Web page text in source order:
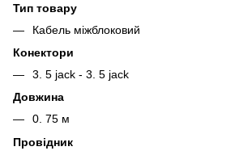
Тип товару
Кабель міжблоковий
Конектори
3. 5 jack - 3. 5 jack
Довжина
0. 75 м
Провідник